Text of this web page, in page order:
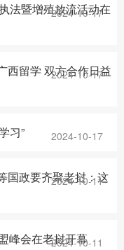
法暨增殖放流活动在
2024-10-17
西留学 双方合作日益
2024-10-17
习” 2024-10-17
国政要齐聚老挝：这
2024-10-11
峰会在老挝开幕
2024-10-11